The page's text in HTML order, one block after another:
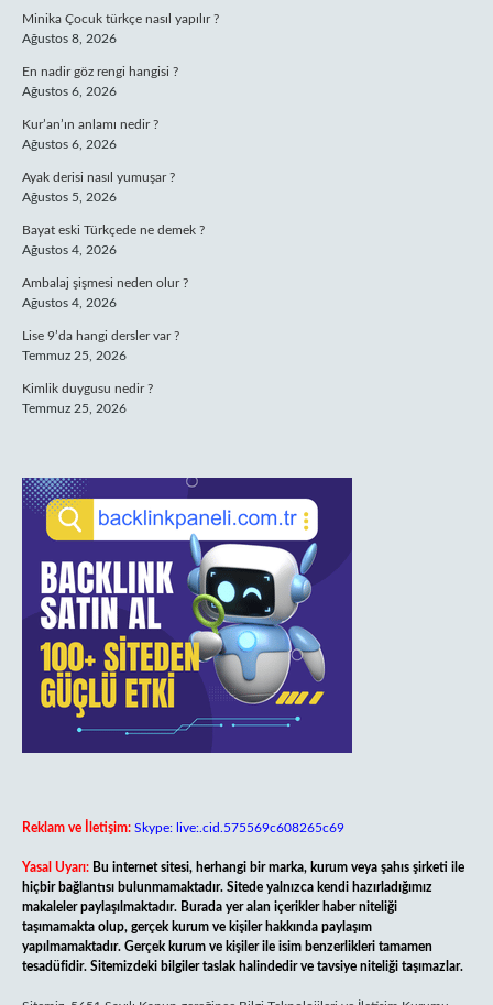
Minika Çocuk türkçe nasıl yapılır ?
Ağustos 8, 2026
En nadir göz rengi hangisi ?
Ağustos 6, 2026
Kur’an’ın anlamı nedir ?
Ağustos 6, 2026
Ayak derisi nasıl yumuşar ?
Ağustos 5, 2026
Bayat eski Türkçede ne demek ?
Ağustos 4, 2026
Ambalaj şişmesi neden olur ?
Ağustos 4, 2026
Lise 9’da hangi dersler var ?
Temmuz 25, 2026
Kimlik duygusu nedir ?
Temmuz 25, 2026
Reklam ve İletişim: Skype: live:.cid.575569c608265c69
Yasal Uyarı: Bu internet sitesi, herhangi bir marka, kurum veya şahıs şirketi ile
hiçbir bağlantısı bulunmamaktadır. Sitede yalnızca kendi hazırladığımız
makaleler paylaşılmaktadır. Burada yer alan içerikler haber niteliği
taşımamakta olup, gerçek kurum ve kişiler hakkında paylaşım
yapılmamaktadır. Gerçek kurum ve kişiler ile isim benzerlikleri tamamen
tesadüfidir. Sitemizdeki bilgiler taslak halindedir ve tavsiye niteliği taşımazlar.